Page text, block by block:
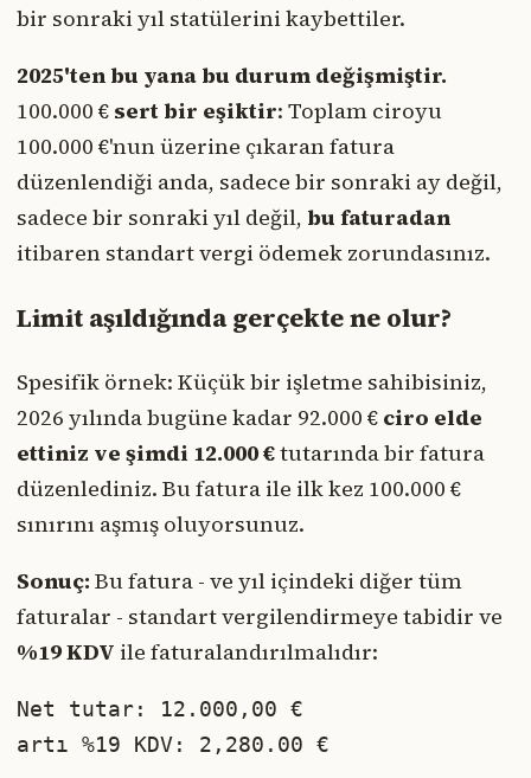
bir sonraki yıl statülerini kaybettiler.
2025'ten bu yana bu durum değişmiştir.
100.000 € sert bir eşiktir: Toplam ciroyu
100.000 €'nun üzerine çıkaran fatura
düzenlendiği anda, sadece bir sonraki ay değil,
sadece bir sonraki yıl değil, bu faturadan
itibaren standart vergi ödemek zorundasınız.
Limit aşıldığında gerçekte ne olur?
Spesifik örnek: Küçük bir işletme sahibisiniz,
2026 yılında bugüne kadar 92.000 € ciro elde
ettiniz ve şimdi 12.000 €tutarında bir fatura
düzenlediniz. Bu fatura ile ilk kez 100.000 €
sınırını aşmış oluyorsunuz.
Sonuç: Bu fatura - ve yıl içindeki diğer tüm
faturalar - standart vergilendirmeye tabidir ve
%19 KDV ile faturalandırılmalıdır:
Net tutar: 12.000,00 €
artı %19 KDV: 2,280.00 €